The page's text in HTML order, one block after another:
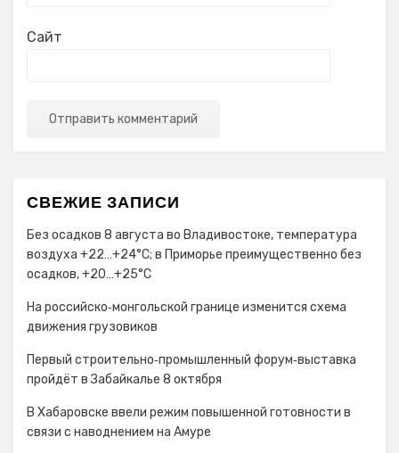
Сайт
СВЕЖИЕ ЗАПИСИ
Без осадков 8 августа во Владивостоке, температура
воздуха +22…+24°С; в Приморье преимущественно без
осадков, +20…+25°C
На российско‑монгольской границе изменится схема
движения грузовиков
Первый строительно‑промышленный форум‑выставка
пройдёт в Забайкалье 8 октября
В Хабаровске ввели режим повышенной готовности в
связи с наводнением на Амуре